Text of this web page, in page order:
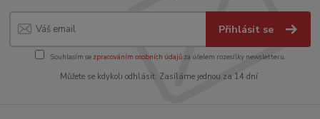
Přihlásit se
Souhlasím se zpracováním osobních údajůza účelem rozesílky newsletteru.
Můžete se kdykoli odhlásit. Zasíláme jednou za 14 dní.